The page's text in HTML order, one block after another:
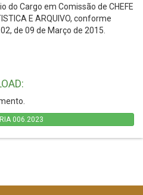
do Cargo em Comissão de CHEFE
E ARQUIVO, conforme
de 09 de Março de 2015.
006.2023